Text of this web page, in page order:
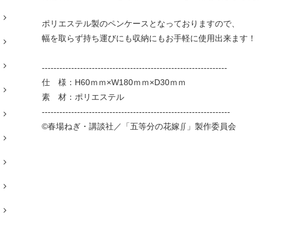
ポリエステル製のペンケースとなっておりますので、
幅を取らず持ち運びにも収納にもお手軽に使用出来ます！
---------------------------------------------------------------
仕 様：H60ｍｍ×W180ｍｍ×D30ｍｍ
素 材：ポリエステル
----------------------------------------------------------------
©春場ねぎ・講談社／「五等分の花嫁∬」製作委員会